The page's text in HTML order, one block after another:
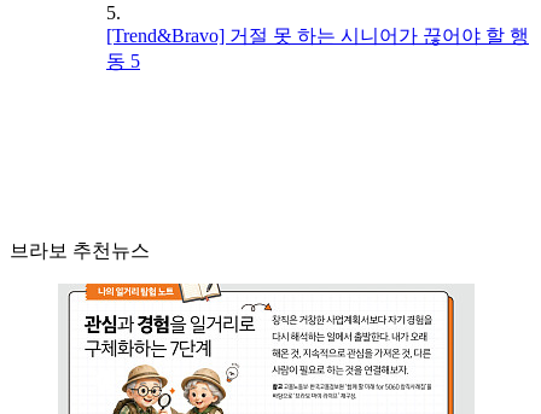
5.
[Trend&Bravo] 거절 못 하는 시니어가 끊어야 할 행
동 5
브라보 추천뉴스